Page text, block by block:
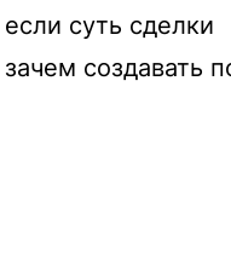
суть сделки
создавать